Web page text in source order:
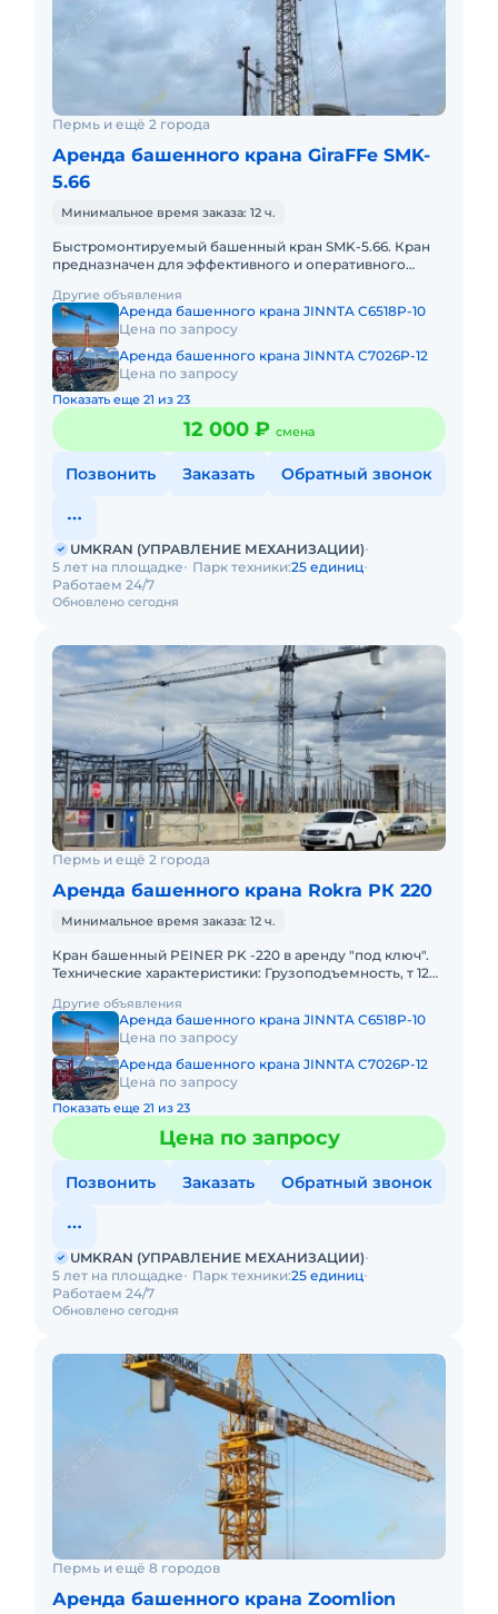
Пермь и ещё 2 города
Аренда башенного крана GiraFFe SMK-
5.66
Минимальное время заказа: 12 ч.
Быстромонтируемый башенный кран SMK-5.66. Кран
предназначен для эффективного и оперативного
строительстве объектов малой
Другие объявления
Аренда башенного крана JINNTA C6518P-10
Цена по запросу
Аренда башенного крана JINNTA C7026P-12
Цена по запросу
Показать еще 21 из 23
12 000 ₽ смена
Позвонить Заказать Обратный звонок
Обновлено сегодня
UMKRAN (УПРАВЛЕНИЕ МЕХАНИЗАЦИИ)
5 лет на площадке
Парк техники:25 единиц
Работаем 24/7
Пермь и ещё 2 города
Аренда башенного крана Rokra РК 220
Минимальное время заказа: 12 ч.
Кран башенный PEINER РK -220 в аренду "под ключ".
Технические характеристики: Грузоподъемность, т 12
вылете,
Другие объявления
Аренда башенного крана JINNTA C6518P-10
Цена по запросу
Аренда башенного крана JINNTA C7026P-12
Цена по запросу
Показать еще 21 из 23
Цена по запросу
Позвонить Заказать Обратный звонок
Обновлено сегодня
UMKRAN (УПРАВЛЕНИЕ МЕХАНИЗАЦИИ)
5 лет на площадке
Парк техники:25 единиц
Работаем 24/7
Пермь и ещё 8 городов
Аренда башенного крана Zoomlion